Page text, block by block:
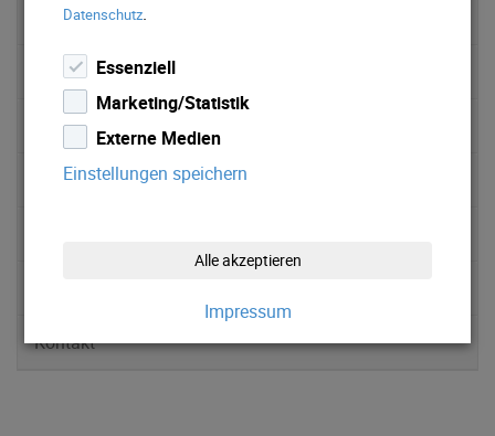
Preise & Downloads Wasser & Abwasser
Trinkwasser
Wasserversorgung
Abwasserentsorgung
Kontakt
Datenschutz.
Essenziell
Marketing/Statistik
Externe Medien
Einstellungen speichern
Alle akzeptieren
Impressum